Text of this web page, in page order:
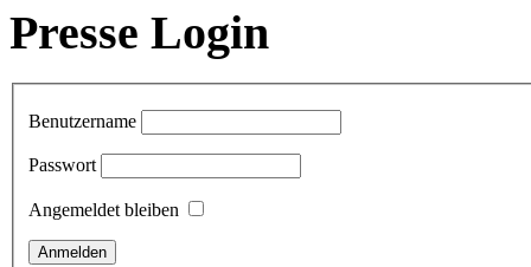
Presse Login
Benutzername
Passwort
Angemeldet bleiben